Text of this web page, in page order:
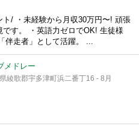
ト/ ・未経験から月収30万円〜! 頑張
す。 ・英語力ゼロでOK! 生徒様
走者」として活躍。 ...
メドレー
綾歌郡宇多津町浜二番丁16 - 8月